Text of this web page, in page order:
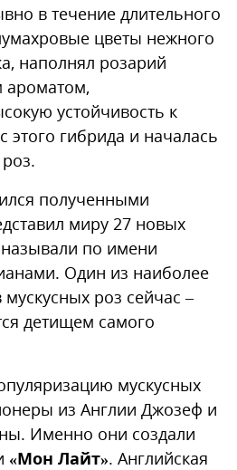
в течение длительного
цветы нежного
наполнял розарий
ароматом,
устойчивость к
гибрида и началась
полученными
миру 27 новых
по имени
Один из наиболее
роз сейчас –
детищем самого
мускусных
из Англии Джозеф и
Именно они создали
«Мон Лайт». Английская